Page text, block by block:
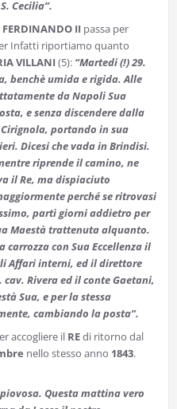
Cecilia”.
FERDINANDO II passa per
Infatti riportiamo quanto
VILLANI (5): “Martedi (!) 29.
benchè umida e rigida. Alle
da Napoli Sua
e senza discendere dalla
portando in sua
Dicesi che vada in Brindisi.
riprende il camino, ne
il Re, ma dispiaciuto
perché se ritrovasi
partì giorni addietro per
Maestà trattenuta alquanto.
carrozza con Sua Eccellenza il
Affari interni, ed il direttore
Rivera ed il conte Gaetani,
Sua, e per la stessa
cambiando la posta”.
accogliere il REdi ritorno dal
nello stesso anno 1843.
Questa mattina vero